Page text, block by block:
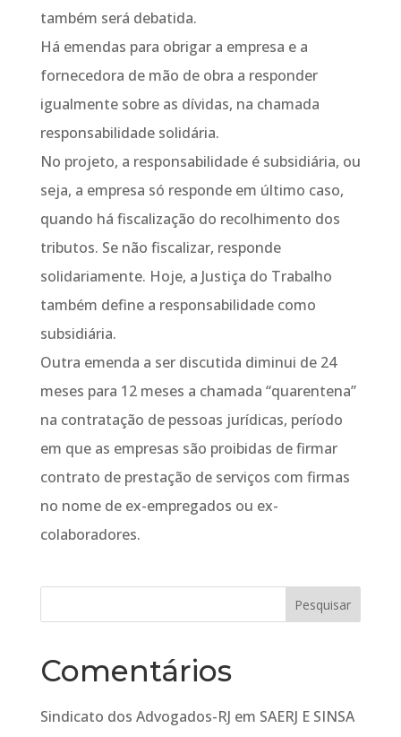
também será debatida.
Há emendas para obrigar a empresa e a
fornecedora de mão de obra a responder
igualmente sobre as dívidas, na chamada
responsabilidade solidária.
No projeto, a responsabilidade é subsidiária, ou
seja, a empresa só responde em último caso,
quando há fiscalização do recolhimento dos
tributos. Se não fiscalizar, responde
solidariamente. Hoje, a Justiça do Trabalho
também define a responsabilidade como
subsidiária.
Outra emenda a ser discutida diminui de 24
meses para 12 meses a chamada “quarentena”
na contratação de pessoas jurídicas, período
em que as empresas são proibidas de firmar
contrato de prestação de serviços com firmas
no nome de ex-empregados ou ex-
colaboradores.
Comentários
Sindicato dos Advogados-RJ em SAERJ E SINSA